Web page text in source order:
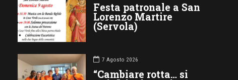
Festa patronale a San
Lorenzo Martire
(Servola)
7 Agosto 2026
“Cambiare rotta… si